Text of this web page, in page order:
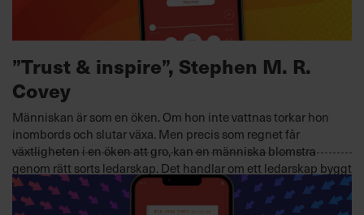
”Trust & inspire”, Stephen M. R.
Covey
Människan är som en öken. Om hon inte vattnas torkar hon
inombords och slutar växa. Men precis som regnet får
växtligheten i en öken att gro, kan en människa blomstra
genom rätt sorts ledarskap. Det handlar om ett ledarskap byggt
på tillit och inspiration i stället för kommando och kontroll.
PSYKOLOGI